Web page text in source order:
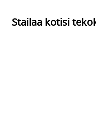
Stailaa kotisi